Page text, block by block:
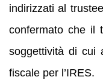
indirizzati al
confermato che il
soggettività di cui
fiscale per l’IRES.